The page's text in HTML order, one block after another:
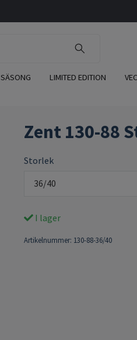
SÄSONG LIMITED EDITION
Zent 130-88
Storlek
36/40
I lager
Artikelnummer: 130-88-36/40